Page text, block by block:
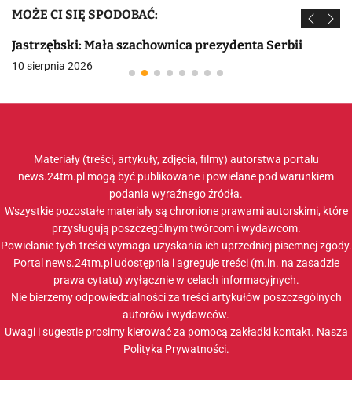
MOŻE CI SIĘ SPODOBAĆ:
Jastrzębski: Mała szachownica prezydenta Serbii
10 sierpnia 2026
Materiały (treści, artykuły, zdjęcia, filmy) autorstwa portalu
news.24tm.pl mogą być publikowane i powielane pod warunkiem
podania wyraźnego źródła.
Wszystkie pozostałe materiały są chronione prawami autorskimi, które
przysługują poszczególnym twórcom i wydawcom.
Powielanie tych treści wymaga uzyskania ich uprzedniej pisemnej zgody.
Portal news.24tm.pl udostępnia i agreguje treści (m.in. na zasadzie
prawa cytatu) wyłącznie w celach informacyjnych.
Nie bierzemy odpowiedzialności za treści artykułów poszczególnych
autorów i wydawców.
Uwagi i sugestie prosimy kierować za pomocą zakładki kontakt. Nasza
Polityka Prywatności.